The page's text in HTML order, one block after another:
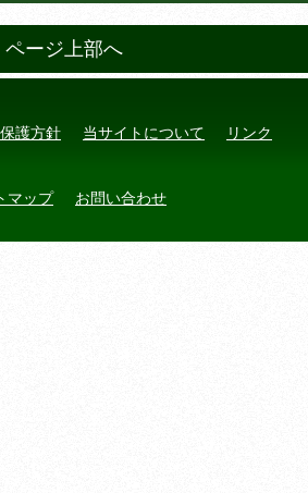
ページ上部へ
護方針 当サイトについて リンク
マップ お問い合わせ